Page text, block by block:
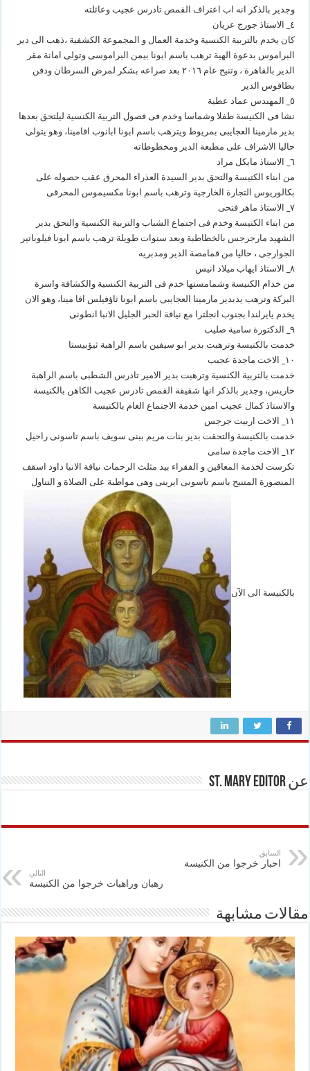
وجدير بالذكر انه اب اعتراف القمص تادرس عجيب وعائلته
٤_ الاستاذ جورج عريان
كان يخدم بالتربية الكنسية وخدمة العمال و المجموعة الكشفية ،ذهب الى دير
البراموس بدعوة الهية ترهب باسم ابونا بيمن البراموسى وتولى امانة مقر
الدير بالقاهرة ، وتنيح عام ٢٠١٦ بعد صراعه بشكر لمرض السرطان ودفن
بطافوس الدير
٥_ المهندس عماد عطية
نشا فى الكنيسة طفلا وشماسا وخدم فى فصول التربية الكنسية ليلتحق بعدها
بدير مارمينا العجايبى بمريوط ويترهب باسم ابونا ابانوب افامينا، وهو يتولى
حاليا الاشراف على مطبعة الدير ومخطوطاته
٦_ الاستاذ مايكل مراد
من ابناء الكتيسة والتحق بدير السيدة العذراء المحرق عقب حصوله على
بكالوريوس التجارة الخارجية وترهب باسم ابونا مكسيموس المحرقى
٧_ الاستاذ ماهر فتحى
من ابناء الكنيسة وخدم فى اجتماع الشباب والتربية الكنسية والتحق بدير
الشهيد مارجرجس بالخطاطبة وبعد سنوات طويلة ترهب باسم ابونا فيلوباتير
الجوارجى ، حاليا من قمامصة الدير ومدبريه
٨_ الاستاذ ايهاب ميلاد انيس
من خدام الكنيسة وشمامستها خدم فى التربية الكنسية والكشافة واسرة
البركة وترهب يدبدير مارمينا العجايبى باسم ابونا ثاؤفيلس افا مينا، وهو الان
يخدم يايرلندا بجنوب انجلترا مع نيافة الحبر الجليل الانبا انطونى
٩_ الدكتورة سامية صليب
خدمت بالكنيسة وترهبت بدير ابو سيفين باسم الراهبة ثيؤبيستا
١٠_ الاخت ماجدة عجبب
خدمت بالتربية الكنسية وترهبت بدير الامير تادرس الشطبى باسم الراهبة
خاريس، وجدير بالذكر انها شقيقة القمص تادرس عجيب الكاهن بالكنيسة
والاستاذ كمال عجيب امين خدمة الاجتماع العام بالكنيسة
١١_ الاخت اربيت جرجس
خدمت بالكنيسة والتحقت بدير بنات مريم ببنى سويف باسم تاسونى راحيل
١٢_ الاخت ماجدة سامى
تكرست لخدمة المعاقين و الفقراء بيد مثلث الرحمات نيافة الانبا داود اسقف
المنصورة المتنيح باسم تاسونى ايرينى وهى مواظبة على الصلاة و التناول
بالكنيسة الى الآن
عن St. Mary Editor
السابق
احبار خرجوا من الكنيسة
التالي
رهبان وراهبات خرجوا من الكنيسة
مقالات مشابهة